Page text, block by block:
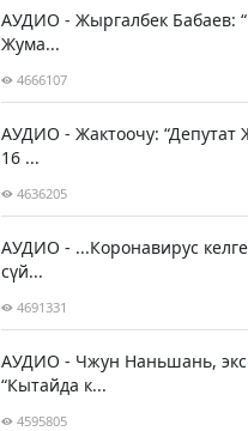
АУДИО - Жыргалбек Бабаев:
Жума...
4666107
АУДИО - Жактоочу: “Депутат
16 ...
4636205
АУДИО - ...Коронавирус
сүй...
4691331
АУДИО - Чжун Наньшань,
“Кытайда к...
4595805